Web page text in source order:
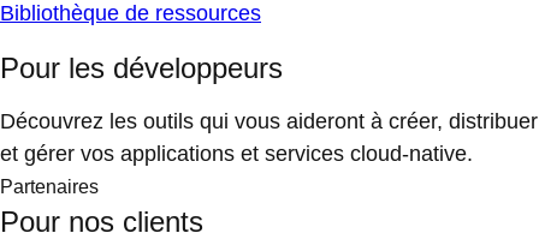
Bibliothèque de ressources
Pour les développeurs
Découvrez les outils qui vous aideront à créer, distribuer
et gérer vos applications et services cloud-native.
Partenaires
Pour nos clients